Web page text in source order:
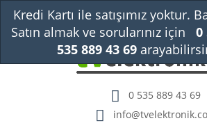
0 535 889 43 69
Kredi Kartı ile satışımız yoktur.
Satın almak ve sorularınız için
0
535 889 43 69